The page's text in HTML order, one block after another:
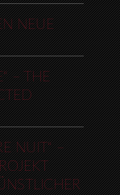
NEUE
– THE
NUIT“ –